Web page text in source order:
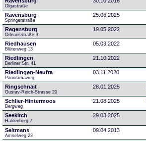
Olgastraße
Ravensburg
Springerstraße
25.06.2025
Regensburg
Orleansstraße 3
19.05.2022
Riedhausen
Blütenweg 13
05.03.2022
Riedlingen
Berliner Str. 41
21.10.2022
Riedlingen-Neufra
Panoramaweg
03.11.2020
Ringschnait
Gustav-Reich-Strasse 20
28.01.2025
Schlier-Hintermoos
Bergweg
21.08.2025
Seekirch
Haldenberg 7
29.03.2025
Seltmans
Amselweg 22
09.04.2013